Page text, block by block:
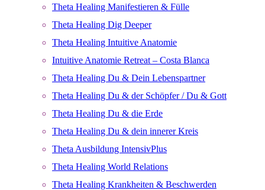
Theta Healing Manifestieren & Fülle
Theta Healing Dig Deeper
Theta Healing Intuitive Anatomie
Intuitive Anatomie Retreat – Costa Blanca
Theta Healing Du & Dein Lebenspartner
Theta Healing Du & der Schöpfer / Du & Gott
Theta Healing Du & die Erde
Theta Healing Du & dein innerer Kreis
Theta Ausbildung IntensivPlus
Theta Healing World Relations
Theta Healing Krankheiten & Beschwerden